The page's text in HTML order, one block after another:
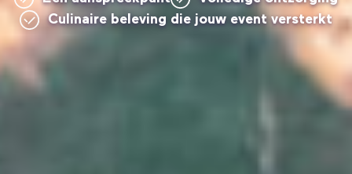
Culinaire beleving die jouw event versterkt